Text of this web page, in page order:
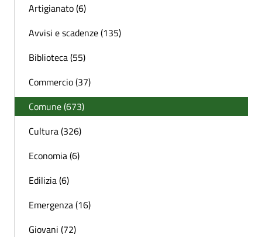
Artigianato (6)
Avvisi e scadenze (135)
Biblioteca (55)
Commercio (37)
Comune (673)
Cultura (326)
Economia (6)
Edilizia (6)
Emergenza (16)
Giovani (72)